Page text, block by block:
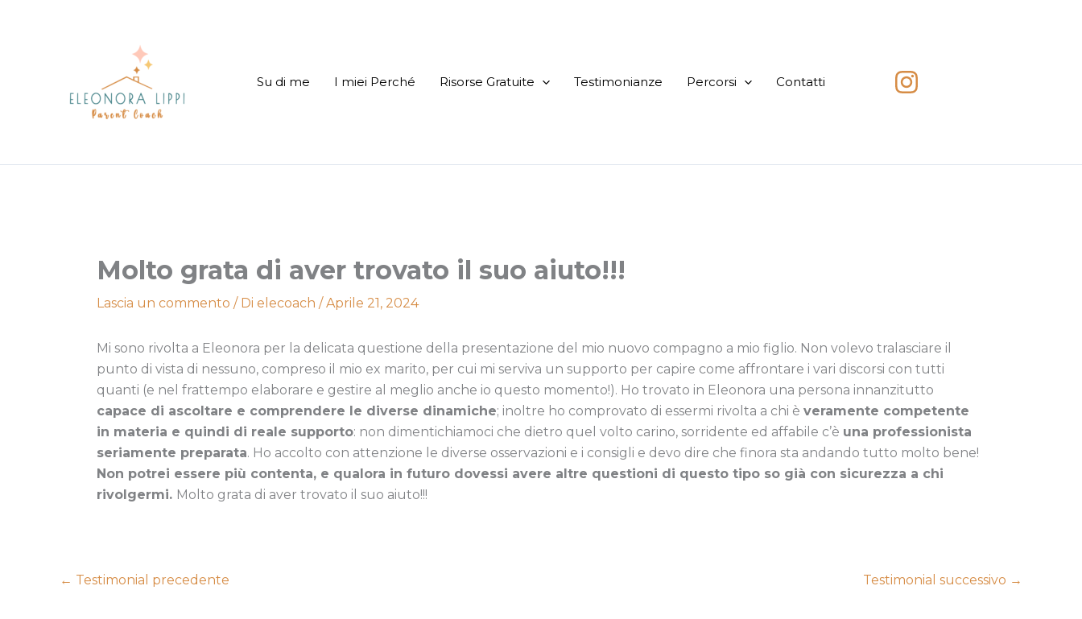
Su di me
I miei Perché Risorse Gratuite Testimonianze Percorsi Contatti
Molto grata di aver trovato il suo aiuto!!!
Lascia un commento / Di elecoach /Aprile 21, 2024
Mi sono rivolta a Eleonora per la delicata questione della presentazione del mio nuovo compagno a mio figlio. Non volevo tralasciare il
punto di vista di nessuno, compreso il mio ex marito, per cui mi serviva un supporto per capire come affrontare i vari discorsi con tutti
quanti (e nel frattempo elaborare e gestire al meglio anche io questo momento!). Ho trovato in Eleonora una persona innanzitutto
capace di ascoltare e comprendere le diverse dinamiche; inoltre ho comprovato di essermi rivolta a chi è veramente competente
in materia e quindi di reale supporto: non dimentichiamoci che dietro quel volto carino, sorridente ed affabile c’è una professionista
seriamente preparata. Ho accolto con attenzione le diverse osservazioni e i consigli e devo dire che finora sta andando tutto molto bene!
Non potrei essere più contenta, e qualora in futuro dovessi avere altre questioni di questo tipo so già con sicurezza a chi
rivolgermi. Molto grata di aver trovato il suo aiuto!!!
← Testimonial precedente Testimonial successivo →